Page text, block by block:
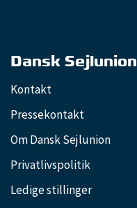
Dansk Sejlunion
Kontakt
Pressekontakt
Om Dansk Sejlunion
Privatlivspolitik
Ledige stillinger